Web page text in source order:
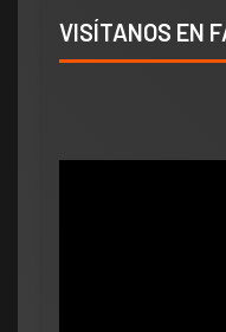
VISÍTANOS EN